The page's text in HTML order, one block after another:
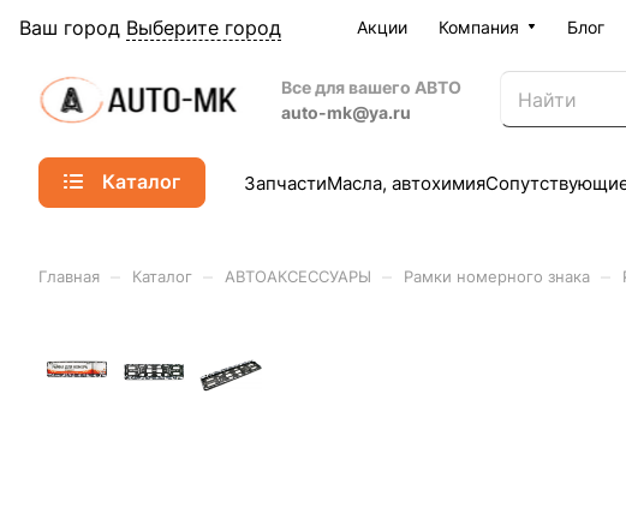
Ваш город Выберите город Акции Компания Блог
Все для вашего АВТО
auto-mk@ya.ru
Каталог ЗапчастиМасла, автохимия
Главная Каталог АВТОАКСЕССУАРЫ Рамки номерного знака